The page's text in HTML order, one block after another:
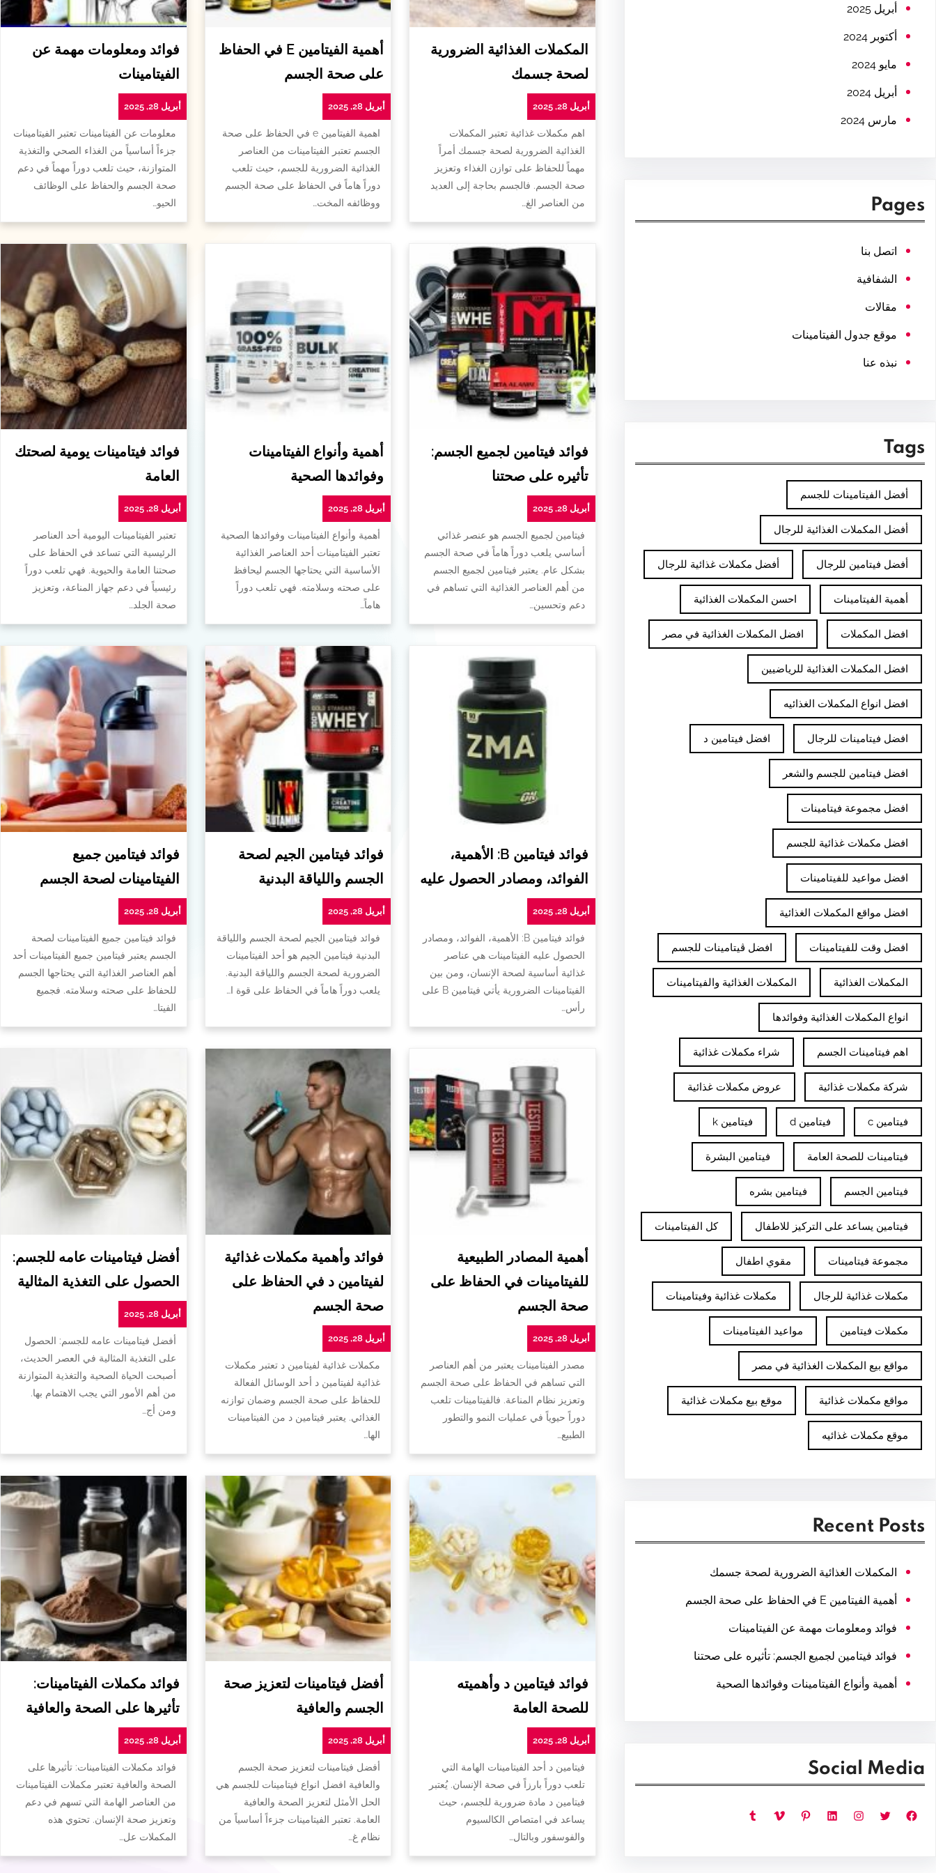
أبريل 2025
أكتوبر 2024
مايو 2024
أبريل 2024
مارس 2024
Pages
اتصل بنا
الشفافية
مقالات
موقع جدول الفيتامينات
نبذه عنا
Tags
أفضل الفيتامينات للجسم
أفضل المكملات الغذائية للرجال
أفضل فيتامين للرجال أفضل مكملات غذائية للرجال
أهمية الفيتامينات احسن المكملات الغذائية
افضل المكملات افضل المكملات الغذائية في مصر
افضل المكملات الغذائية للرياضيين
افضل انواع المكملات الغذائيه
افضل فيتامينات للرجال افضل فيتامين د
افضل فيتامين للجسم والشعر
افضل مجموعة فيتامينات
افضل مكملات غذائية للجسم
افضل مواعيد للفيتامينات
افضل مواقع المكملات الغذائية
افضل وقت للفيتامينات افضل ڤيتامينات للجسم
المكملات الغذائية المكملات الغذائية والفيتامينات
انواع المكملات الغذائية وفوائدها
اهم فيتامينات الجسم شراء مكملات غذائية
شركة مكملات غذائية عروض مكملات غذائية
فيتامين c فيتامين d فيتامين k
فيتامينات للصحة العامة فيتامين البشرة
فيتامين الجسم فيتامين بشره
فيتامين يساعد على التركيز للاطفال كل الفيتامينات
مجموعة فيتامينات مقوي اطفال
مكملات غذائية للرجال مكملات غذائية وفيتامينات
مكملات فيتامين مواعيد الفيتامينات
مواقع بيع المكملات الغذائية في مصر
مواقع مكملات غذائية موقع بيع مكملات غذائية
موقع مكملات غذائيه
Recent Posts
المكملات الغذائية الضرورية لصحة جسمك
أهمية الفيتامين E في الحفاظ على صحة الجسم
فوائد ومعلومات مهمة عن الفيتامينات
فوائد فيتامين لجميع الجسم: تأثيره على صحتنا
أهمية وأنواع الفيتامينات وفوائدها الصحية
Social Media
فيسبوك تويتر إنستجرام لينكد إن بينتريست فيميو تمبلر
المكملات الغذائية الضرورية
لصحة جسمك
أبريل 28, 2025
اهم مكملات غذائية تعتبر المكملات
الغذائية الضرورية لصحة جسمك أمراً
مهماً للحفاظ على توازن الغذاء وتعزيز
صحة الجسم. فالجسم بحاجة إلى العديد
من العناصر الغ…
أهمية الفيتامين E في الحفاظ
على صحة الجسم
أبريل 28, 2025
اهمية الفيتامين e في الحفاظ على صحة
الجسم تعتبر الفيتامينات من العناصر
الغذائية الضرورية للجسم، حيث تلعب
دوراً هاماً في الحفاظ على صحة الجسم
ووظائفه المخت…
فوائد ومعلومات مهمة عن
الفيتامينات
أبريل 28, 2025
معلومات عن الفيتامينات تعتبر الفيتامينات
جزءاً أساسياً من الغذاء الصحي والتغذية
المتوازنة، حيث تلعب دوراً مهماً في دعم
صحة الجسم والحفاظ على الوظائف
الحيو…
فوائد فيتامين لجميع الجسم:
تأثيره على صحتنا
أبريل 28, 2025
فيتامين لجميع الجسم هو عنصر غذائي
أساسي يلعب دوراً هاماً في صحة الجسم
بشكل عام. يعتبر فيتامين لجميع الجسم
من أهم العناصر الغذائية التي تساهم في
دعم وتحسين…
أهمية وأنواع الفيتامينات
وفوائدها الصحية
أبريل 28, 2025
أهمية وأنواع الفيتامينات وفوائدها الصحية
تعتبر الفيتامينات أحد العناصر الغذائية
الأساسية التي يحتاجها الجسم ليحافظ
على صحته وسلامته. فهي تلعب دوراً
هاماً…
فوائد فيتامينات يومية لصحتك
العامة
أبريل 28, 2025
تعتبر الفيتامينات اليومية أحد العناصر
الرئيسية التي تساعد في الحفاظ على
صحتنا العامة والحيوية. فهي تلعب دوراً
رئيسياً في دعم جهاز المناعة، وتعزيز
صحة الجلد…
فوائد فيتامين B: الأهمية،
الفوائد، ومصادر الحصول عليه
أبريل 28, 2025
فوائد فيتامين B: الأهمية، الفوائد، ومصادر
الحصول عليه الفيتامينات هي عناصر
غذائية أساسية لصحة الإنسان، ومن بين
الفيتامينات الضرورية يأتي فيتامين B على
رأس…
فوائد فيتامين الجيم لصحة
الجسم واللياقة البدنية
أبريل 28, 2025
فوائد فيتامين الجيم لصحة الجسم واللياقة
البدنية فيتامين الجيم هو أحد الفيتامينات
الضرورية لصحة الجسم واللياقة البدنية.
يلعب دوراً هاماً في الحفاظ على قوة ا…
فوائد فيتامين جميع
الفيتامينات لصحة الجسم
أبريل 28, 2025
فوائد فيتامين جميع الفيتامينات لصحة
الجسم يعتبر فيتامين جميع الفيتامينات أحد
أهم العناصر الغذائية التي يحتاجها الجسم
للحفاظ على صحته وسلامته. فجميع
الفيتا…
أهمية المصادر الطبيعية
للفيتامينات في الحفاظ على
صحة الجسم
أبريل 28, 2025
مصدر الفيتامينات يعتبر من أهم العناصر
التي تساهم في الحفاظ على صحة الجسم
وتعزيز نظام المناعة. فالفيتامينات تلعب
دوراً حيوياً في عمليات النمو والتطور
الطبيع…
فوائد وأهمية مكملات غذائية
لفيتامين د في الحفاظ على
صحة الجسم
أبريل 28, 2025
مكملات غذائية لفيتامين د تعتبر مكملات
غذائية لفيتامين د أحد الوسائل الفعالة
للحفاظ على صحة الجسم وضمان توازنه
الغذائي. يعتبر فيتامين د من الفيتامينات
الها…
أفضل فيتامينات عامه للجسم:
الحصول على التغذية المثالية
أبريل 28, 2025
أفضل فيتامينات عامه للجسم: الحصول
على التغذية المثالية في العصر الحديث،
أصبحت الحياة الصحية والتغذية المتوازنة
من أهم الأمور التي يجب الاهتمام بها.
ومن أج…
فوائد فيتامين د وأهميته
للصحة العامة
أبريل 28, 2025
فيتامين د أحد الفيتامينات الهامة التي
تلعب دوراً بارزاً في صحة الإنسان. يُعتبر
فيتامين د مادة ضرورية للجسم، حيث
يساعد في امتصاص الكالسيوم
والفوسفور وبالتال…
أفضل فيتامينات لتعزيز صحة
الجسم والعافية
أبريل 28, 2025
أفضل فيتامينات لتعزيز صحة الجسم
والعافية افضل انواع فيتامينات للجسم هي
الحل الأمثل لتعزيز الصحة والعافية
العامة. تعتبر الفيتامينات جزءاً أساسياً من
نظام غ…
فوائد مكملات الفيتامينات:
تأثيرها على الصحة والعافية
أبريل 28, 2025
فوائد مكملات الفيتامينات: تأثيرها على
الصحة والعافية تعتبر مكملات الفيتامينات
من العناصر الهامة التي تسهم في دعم
وتعزيز صحة الإنسان. تحتوي هذه
المكملات عل…